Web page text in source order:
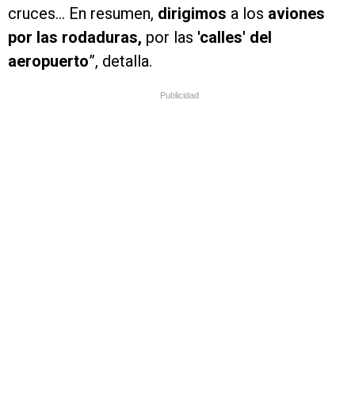
cruces… En resumen, dirigimos a los aviones
por las rodaduras, por las 'calles' del
aeropuerto”, detalla.
Publicidad